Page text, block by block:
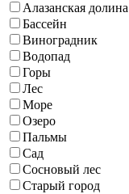
Алазанская долина
Бассейн
Виноградник
Водопад
Горы
Лес
Море
Озеро
Пальмы
Сад
Сосновый лес
Старый город